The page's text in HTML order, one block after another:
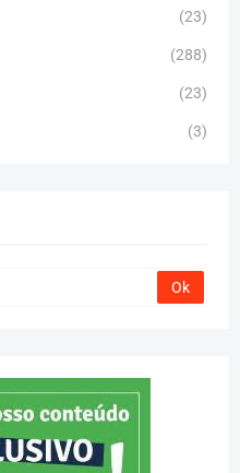
(23)
(288)
(23)
(3)